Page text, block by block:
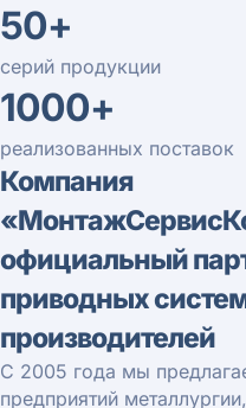
1000+
реализованных поставок
50+
серий продукции
Компания
официальный
приводных
производителей
С 2005 года мы
предприятий